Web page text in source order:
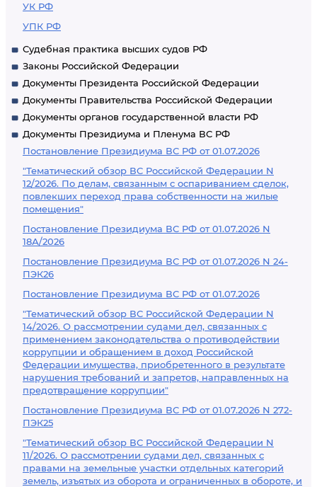
УК РФ
УПК РФ
Судебная практика высших судов РФ
Законы Российской Федерации
Документы Президента Российской Федерации
Документы Правительства Российской Федерации
Документы органов государственной власти РФ
Документы Президиума и Пленума ВС РФ
Постановление Президиума ВС РФ от 01.07.2026
"Тематический обзор ВС Российской Федерации N
12/2026. По делам, связанным с оспариванием сделок,
повлекших переход права собственности на жилые
помещения"
Постановление Президиума ВС РФ от 01.07.2026 N
18А/2026
Постановление Президиума ВС РФ от 01.07.2026 N 24-
ПЭК26
Постановление Президиума ВС РФ от 01.07.2026
"Тематический обзор ВС Российской Федерации N
14/2026. О рассмотрении судами дел, связанных с
применением законодательства о противодействии
коррупции и обращением в доход Российской
Федерации имущества, приобретенного в результате
нарушения требований и запретов, направленных на
предотвращение коррупции"
Постановление Президиума ВС РФ от 01.07.2026 N 272-
ПЭК25
"Тематический обзор ВС Российской Федерации N
11/2026. О рассмотрении судами дел, связанных с
правами на земельные участки отдельных категорий
земель, изъятых из оборота и ограниченных в обороте, и